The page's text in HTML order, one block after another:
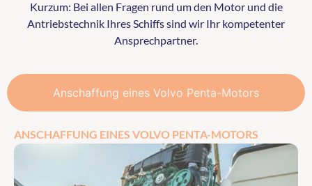
Kurzum: Bei allen Fragen rund um den Motor und die
Antriebstechnik Ihres Schiffs sind wir Ihr kompetenter
Ansprechpartner.
Anschaffung eines Volvo Penta-Motors
ANSCHAFFUNG EINES VOLVO PENTA-MOTORS